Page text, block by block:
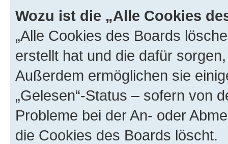
Wozu ist die „Alle Cookies
„Alle Cookies des Boards
erstellt hat und die dafür
Außerdem ermöglichen sie
„Gelesen“-Status – sofern von
Probleme bei der An- oder
die Cookies des Boards löscht.